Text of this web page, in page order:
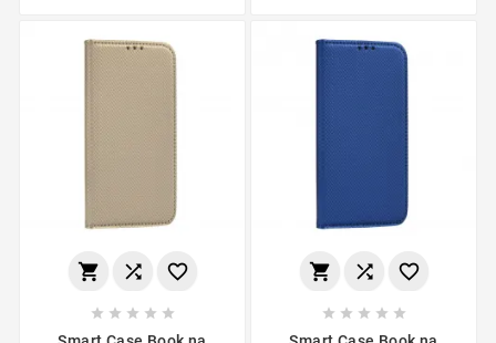
  
    
  
    